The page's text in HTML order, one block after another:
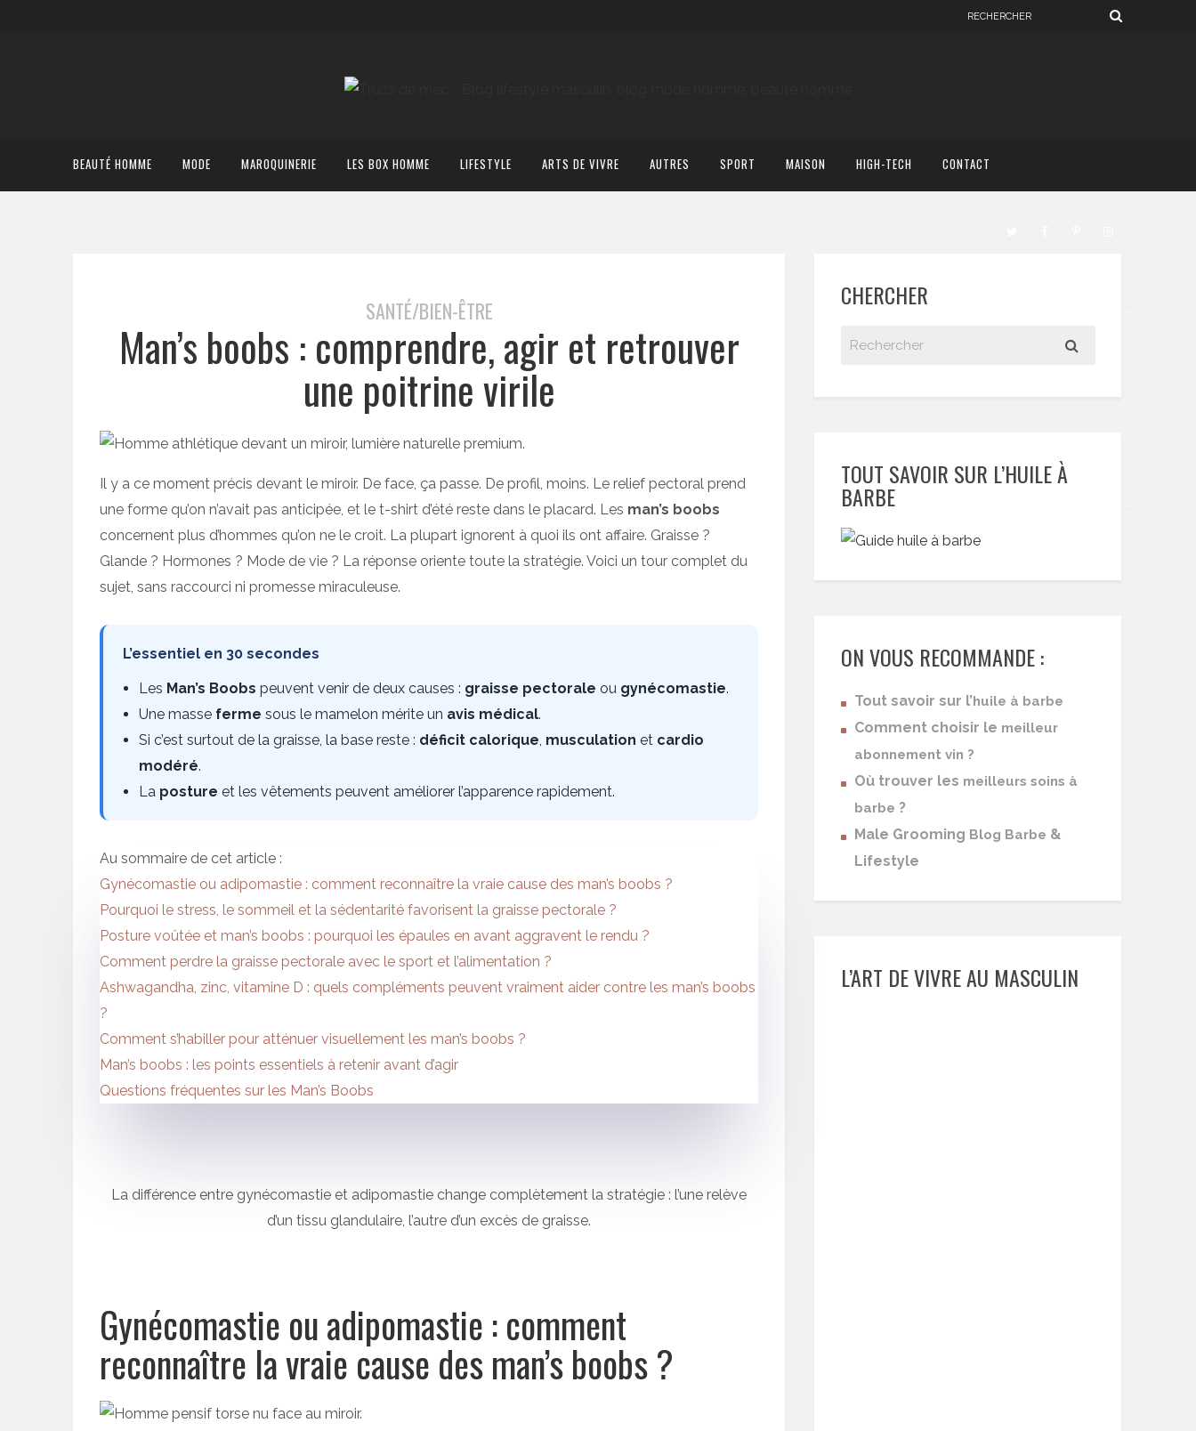
BEAUTÉ HOMME MODE MAROQUINERIE LES BOX HOMME LIFESTYLE ARTS DE VIVRE AUTRES SPORT MAISON HIGH-TECH CONTACT
SANTÉ/BIEN-ÊTRE
Man’s boobs : comprendre, agir et retrouver
une poitrine virile
Il y a ce moment précis devant le miroir. De face, ça passe. De profil, moins. Le relief pectoral prend
une forme qu’on n’avait pas anticipée, et le t-shirt d’été reste dans le placard. Les man’s boobs
concernent plus d’hommes qu’on ne le croit. La plupart ignorent à quoi ils ont affaire. Graisse ?
Glande ? Hormones ? Mode de vie ? La réponse oriente toute la stratégie. Voici un tour complet du
sujet, sans raccourci ni promesse miraculeuse.
L’essentiel en 30 secondes
Les Man’s Boobs peuvent venir de deux causes : graisse pectorale ou gynécomastie.
Une masse ferme sous le mamelon mérite un avis médical.
Si c’est surtout de la graisse, la base reste : déficit calorique, musculation et cardio
modéré.
La posture et les vêtements peuvent améliorer l’apparence rapidement.
Au sommaire de cet article :
Gynécomastie ou adipomastie : comment reconnaître la vraie cause des man’s boobs ?
Pourquoi le stress, le sommeil et la sédentarité favorisent la graisse pectorale ?
Posture voûtée et man’s boobs : pourquoi les épaules en avant aggravent le rendu ?
Comment perdre la graisse pectorale avec le sport et l’alimentation ?
Ashwagandha, zinc, vitamine D : quels compléments peuvent vraiment aider contre les man’s boobs
?
Comment s’habiller pour atténuer visuellement les man’s boobs ?
Man’s boobs : les points essentiels à retenir avant d’agir
Questions fréquentes sur les Man’s Boobs
La différence entre gynécomastie et adipomastie change complètement la stratégie : l’une relève
d’un tissu glandulaire, l’autre d’un excès de graisse.
Gynécomastie ou adipomastie : comment
reconnaître la vraie cause des man’s boobs ?
CHERCHER
TOUT SAVOIR SUR L’HUILE À
BARBE
ON VOUS RECOMMANDE :
Tout savoir sur l’huile à barbe
Comment choisir le meilleur
abonnement vin ?
Où trouver les meilleurs soins à
barbe ?
Male Grooming Blog Barbe &
Lifestyle
L’ART DE VIVRE AU MASCULIN